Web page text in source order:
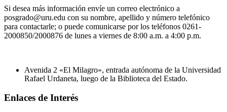
Si desea más información envíe un correo electrónico a
posgrado@uru.edu con su nombre, apellido y número telefónico
para contactarle; o puede comunicarse por los teléfonos 0261-
2000850/2000876 de lunes a viernes de 8:00 a.m. a 4:00 p.m.
Avenida 2 «El Milagro», entrada autónoma de la Universidad
Rafael Urdaneta, luego de la Biblioteca del Estado.
Enlaces de Interés